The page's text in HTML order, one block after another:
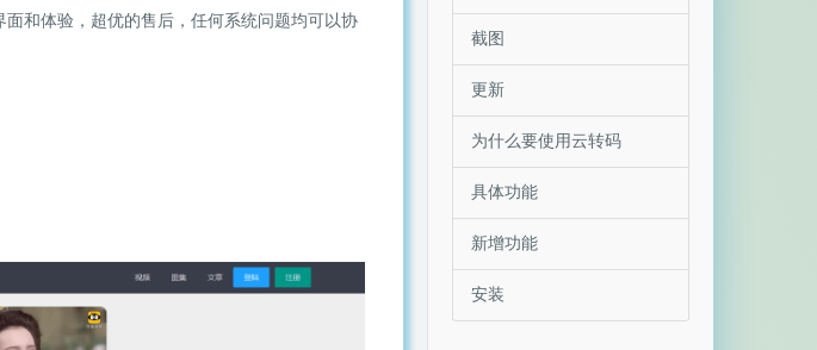
和体验，超优的售后，任何系统问题均可以协
截图
更新
为什么要使用云转码
具体功能
新增功能
安装